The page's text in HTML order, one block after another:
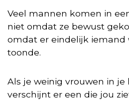
Veel mannen komen in
niet omdat ze bewust
omdat er eindelijk iemand
toonde.
Als je weinig vrouwen in
verschijnt er een die jou